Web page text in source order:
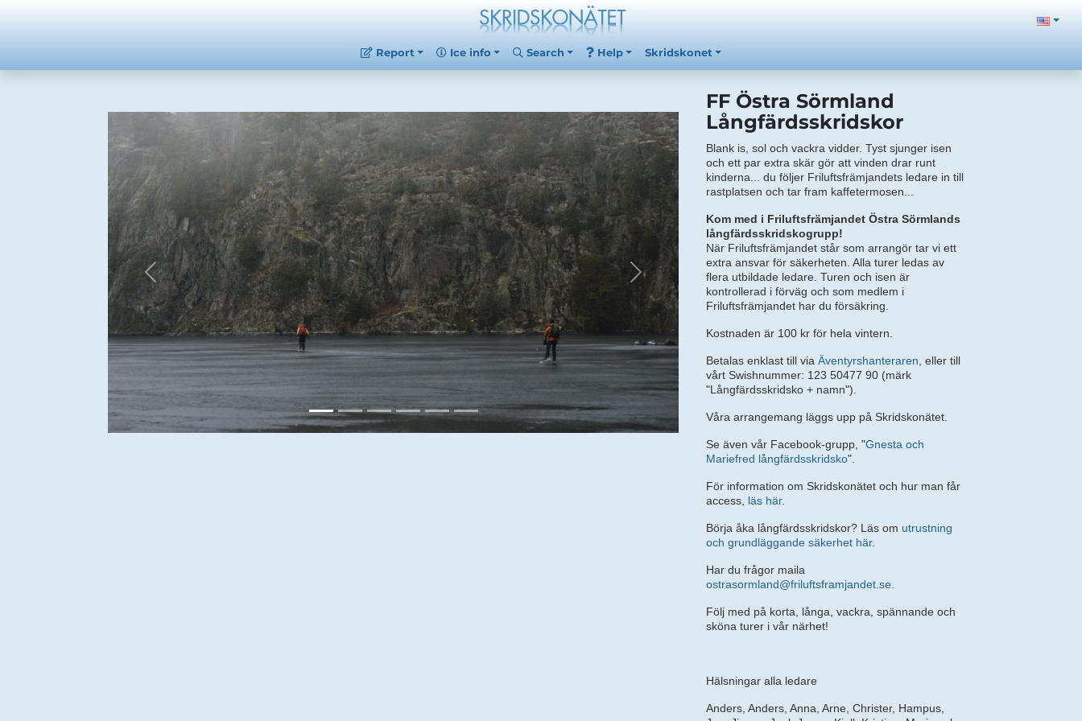
Report Ice info Search Help Skridskonet
FF Östra Sörmland
Långfärdsskridskor
Blank is, sol och vackra vidder. Tyst sjunger isen
och ett par extra skär gör att vinden drar runt
kinderna... du följer Friluftsfrämjandets ledare in till
rastplatsen och tar fram kaffetermosen...
Kom med i Friluftsfrämjandet Östra Sörmlands
långfärdsskridskogrupp!
När Friluftsfrämjandet står som arrangör tar vi ett
extra ansvar för säkerheten. Alla turer ledas av
flera utbildade ledare. Turen och isen är
kontrollerad i förväg och som medlem i
Friluftsfrämjandet har du försäkring.
Kostnaden är 100 kr för hela vintern.
Betalas enklast till viaÄventyrshanteraren , eller till
vårt Swishnummer: 123 50477 90 (märk
"Långfärdsskridsko + namn").
Våra arrangemang läggs upp på Skridskonätet.
Se även vår Facebook-grupp, "Gnesta och
Mariefred långfärdsskridsko".
För information om Skridskonätet och hur man får
access, läs här.
Börja åka långfärdsskridskor? Läs om utrustning
och grundläggande säkerhet här.
Har du frågor maila
ostrasormland@friluftsframjandet.se
Följ med på korta, långa, vackra, spännande och
sköna turer i vår närhet!
Hälsningar alla ledare
Anders, Anders, Anna, Arne, Christer, Hampus,